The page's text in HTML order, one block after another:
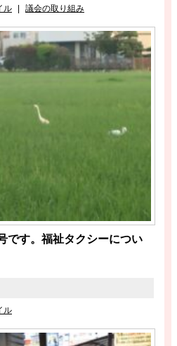
ル | 議会の取り組み
です。福祉タクシーについ
ル